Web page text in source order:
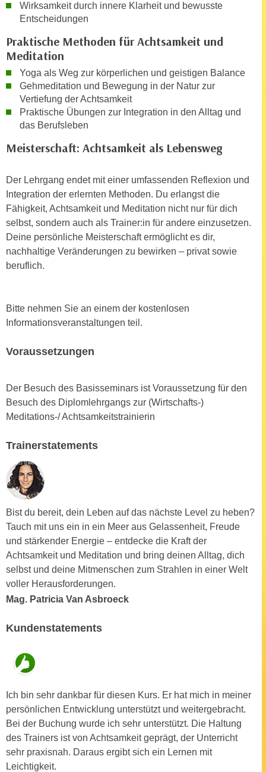
Wirksamkeit durch innere Klarheit und bewusste
Entscheidungen
Praktische Methoden für Achtsamkeit und
Meditation
Yoga als Weg zur körperlichen und geistigen Balance
Gehmeditation und Bewegung in der Natur zur
Vertiefung der Achtsamkeit
Praktische Übungen zur Integration in den Alltag und
das Berufsleben
Meisterschaft: Achtsamkeit als Lebensweg
Der Lehrgang endet mit einer umfassenden Reflexion und
Integration der erlernten Methoden. Du erlangst die
Fähigkeit, Achtsamkeit und Meditation nicht nur für dich
selbst, sondern auch als Trainer:in für andere einzusetzen.
Deine persönliche Meisterschaft ermöglicht es dir,
nachhaltige Veränderungen zu bewirken – privat sowie
beruflich.
Bitte nehmen Sie an einem der kostenlosen
Informationsveranstaltungen teil.
Voraussetzungen
Der Besuch des Basisseminars ist Voraussetzung für den
Besuch des Diplomlehrgangs zur (Wirtschafts-)
Meditations-/ Achtsamkeitstrainierin
Trainerstatements
Bist du bereit, dein Leben auf das nächste Level zu heben?
Tauch mit uns ein in ein Meer aus Gelassenheit, Freude
und stärkender Energie – entdecke die Kraft der
Achtsamkeit und Meditation und bring deinen Alltag, dich
selbst und deine Mitmenschen zum Strahlen in einer Welt
voller Herausforderungen.
Mag. Patricia Van Asbroeck
Kundenstatements
Ich bin sehr dankbar für diesen Kurs. Er hat mich in meiner
persönlichen Entwicklung unterstützt und weitergebracht.
Bei der Buchung wurde ich sehr unterstützt. Die Haltung
des Trainers ist von Achtsamkeit geprägt, der Unterricht
sehr praxisnah. Daraus ergibt sich ein Lernen mit
Leichtigkeit.
u
d
u
m
f
r
e
e
l
e
v
a
n
t
n
h
l
e
a
n
u
e
i
e
n
.
U
m
I
h
e
ü
b
e
r
h
i
z
u
m
n
,
g
e
l
a
n
n
I
r
u
r
c
d
e
C
o
o
o
e
n
p
e
r
s